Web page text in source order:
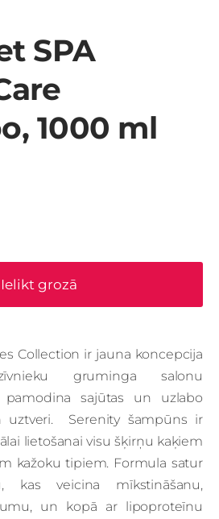
SPA
1000 ml
Ielikt grozā
Collection ir jauna koncepcija
gruminga salonu
pamodina sajūtas un uzlabo
uztveri. Serenity šampūns ir
lietošanai visu šķirņu kaķiem
kažoku tipiem. Formula satur
kas veicina mīkstināšanu,
un kopā ar lipoproteīnu